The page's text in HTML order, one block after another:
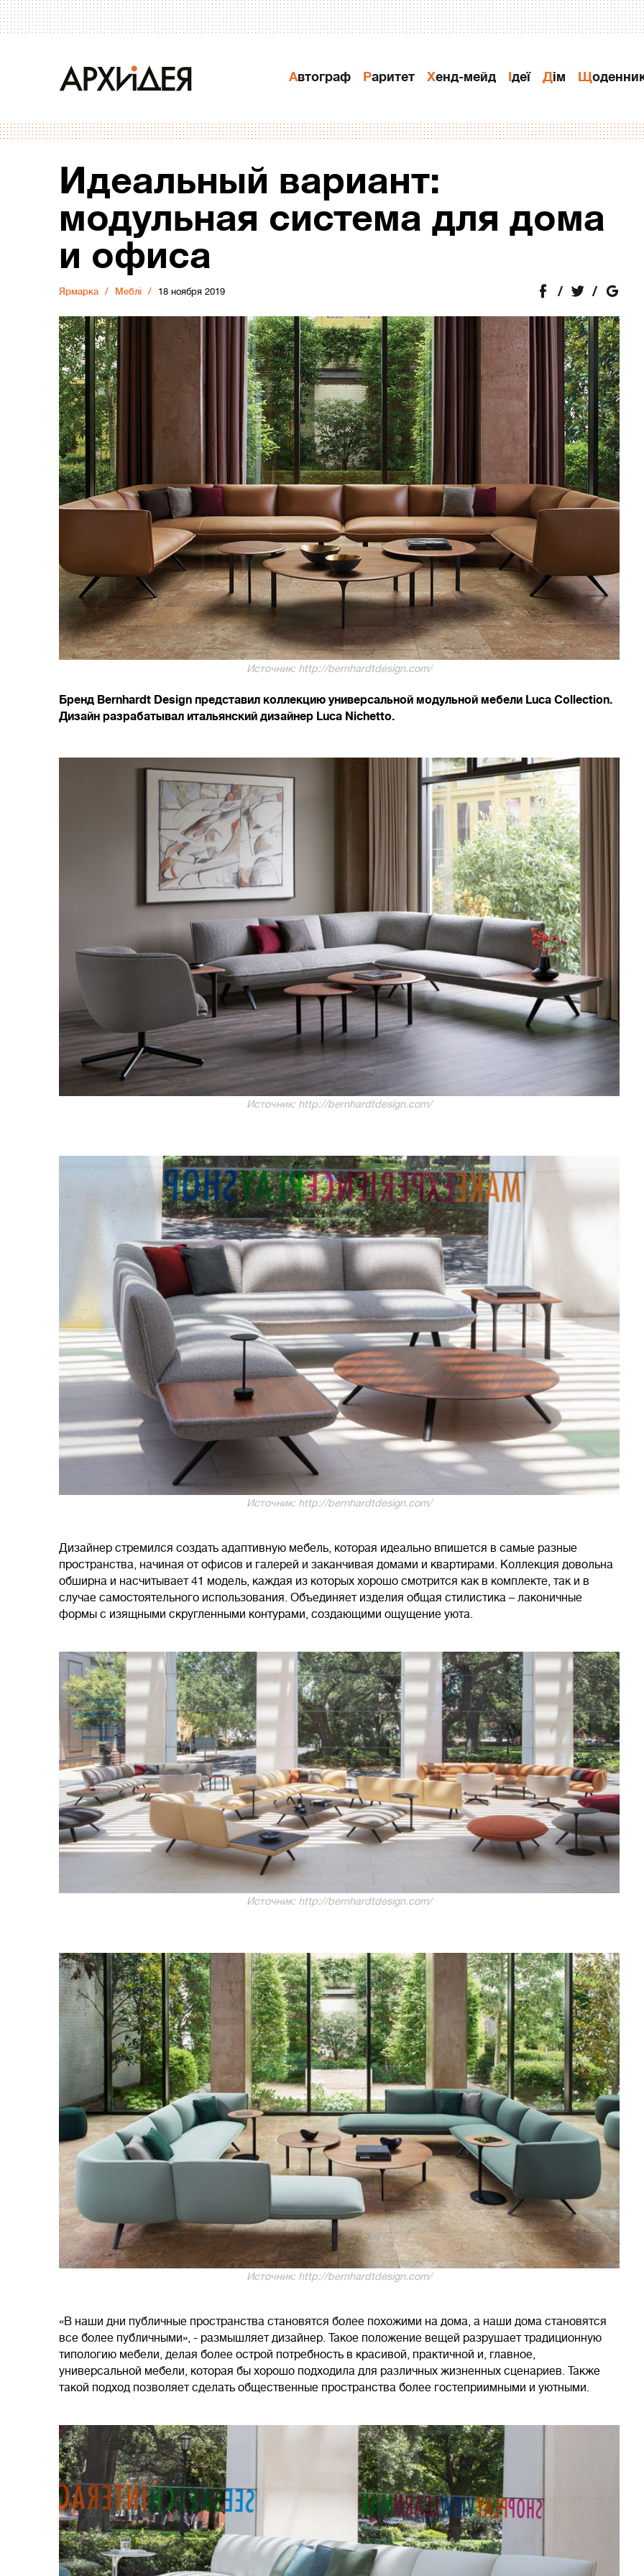
Автограф Раритет Хенд-мейд Ідеї Дiм
Идеальный вариант:
модульная система для дома
и офиса
Ярмарка Меблі 18 ноября 2019
Источник: http://bernhardtdesign.com/
Бренд Bernhardt Design представил коллекцию универсальной модульной мебели Luca Collection.
Дизайн разрабатывал итальянский дизайнер Luca Nichetto.
Источник: http://bernhardtdesign.com/
Источник: http://bernhardtdesign.com/
Дизайнер стремился создать адаптивную мебель, которая идеально впишется в самые разные
пространства, начиная от офисов и галерей и заканчивая домами и квартирами. Коллекция довольна
обширна и насчитывает 41 модель, каждая из которых хорошо смотрится как в комплекте, так и в
случае самостоятельного использования. Объединяет изделия общая стилистика – лаконичные
формы с изящными скругленными контурами, создающими ощущение уюта.
Источник: http://bernhardtdesign.com/
Источник: http://bernhardtdesign.com/
«В наши дни публичные пространства становятся более похожими на дома, а наши дома становятся
все более публичными», - размышляет дизайнер. Такое положение вещей разрушает традиционную
типологию мебели, делая более острой потребность в красивой, практичной и, главное,
универсальной мебели, которая бы хорошо подходила для различных жизненных сценариев. Также
такой подход позволяет сделать общественные пространства более гостеприимными и уютными.